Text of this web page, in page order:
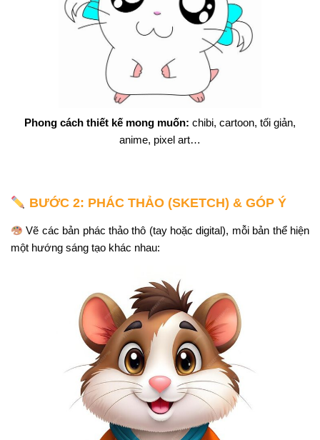
Phong cách thiết kế mong muốn: chibi, cartoon, tối giản,
anime, pixel art…
BƯỚC 2: PHÁC THẢO (SKETCH) & GÓP Ý
Vẽ các bản phác thảo thô (tay hoặc digital), mỗi bản thể hiện
một hướng sáng tạo khác nhau: